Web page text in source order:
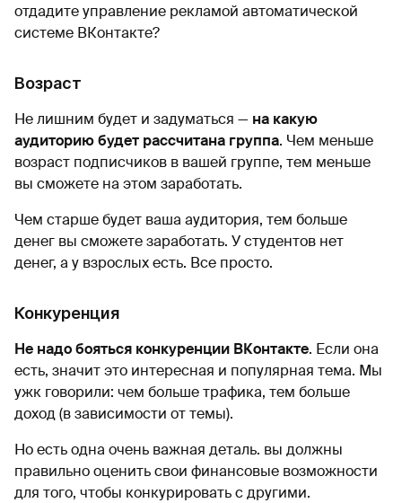
отдадите управление рекламой автоматической
системе ВКонтакте?
Возраст
Не лишним будет и задуматься — на какую
аудиторию будет рассчитана группа. Чем меньше
возраст подписчиков в вашей группе, тем меньше
вы сможете на этом заработать.
Чем старше будет ваша аудитория, тем больше
денег вы сможете заработать. У студентов нет
денег, а у взрослых есть. Все просто.
Конкуренция
Не надо бояться конкуренции ВКонтакте. Если она
есть, значит это интересная и популярная тема. Мы
ужк говорили: чем больше трафика, тем больше
доход (в зависимости от темы).
Но есть одна очень важная деталь. вы должны
правильно оценить свои финансовые возможности
для того, чтобы конкурировать с другими.